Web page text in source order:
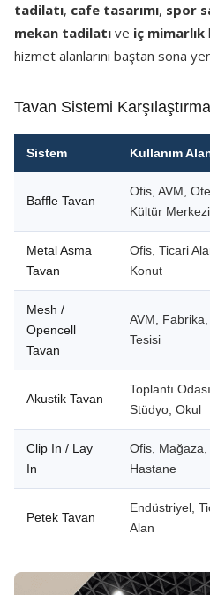
tadilatı, cafe tasarımı, spor
mekan tadilatı ve iç mimarlık
hizmet alanlarını baştan sona
Tavan Sistemi
Sistem Kullanım
Baffle Tavan
Ofis, AVM,
Kültür Merkezi
Metal Asma
Tavan
Ofis, Ticari
Konut
Mesh /
Opencell
Tavan
AVM,
Tesisi
Akustik Tavan
Toplantı Odası,
Stüdyo, Okul
Clip In / Lay
In
Ofis, Mağaza,
Hastane
Petek Tavan
Endüstriyel,
Alan